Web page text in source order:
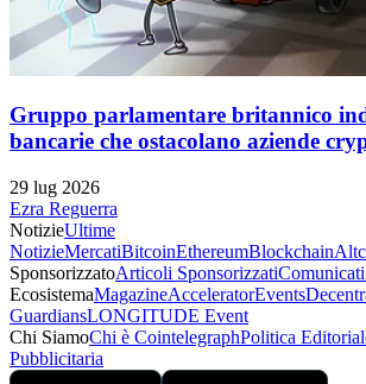
Gruppo parlamentare britannico
bancarie che ostacolano aziende
29 lug 2026
Ezra Reguerra
NotizieUltime
NotizieMercatiBitcoinEthereumBlockchain
SponsorizzatoArticoli Sponsorizzati
EcosistemaMagazineAcceleratorEvents
GuardiansLONGITUDE Event
Chi SiamoChi è CointelegraphPolitica
Pubblicitaria